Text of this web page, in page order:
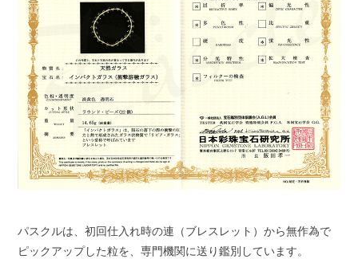
パスクルは、初回仕入れ時の連（ブレスレット）から無作為で
ピックアップした粒を、専門機関に送り鑑別しています。